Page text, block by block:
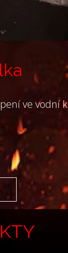
ve vodní